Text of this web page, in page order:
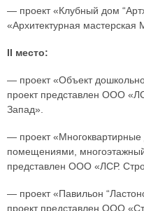
— проект «Клубный дом
«Архитектурная мастерская
II место:
— проект «Объект
проект представлен ООО
Запад».
— проект
помещениями,
представлен ООО «ЛСР.
— проект «Павильон
проект представлен ООО